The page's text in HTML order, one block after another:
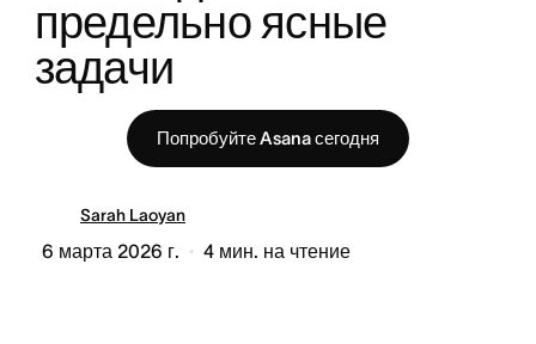
предельно ясные
задачи
Попробуйте Asana сегодня
Sarah Laoyan
6 марта 2026 г. 4 мин. на чтение